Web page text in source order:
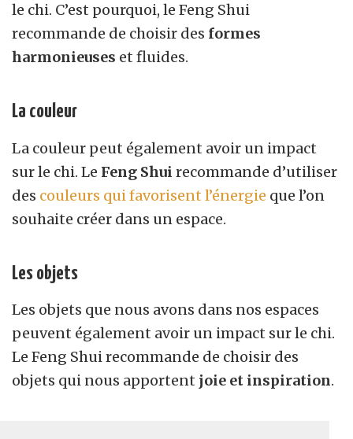
le chi. C’est pourquoi, le Feng Shui
recommande de choisir des formes
harmonieuses et fluides.
La couleur
La couleur peut également avoir un impact
sur le chi. Le Feng Shui recommande d’utiliser
des couleurs qui favorisent l’énergie que l’on
souhaite créer dans un espace.
Les objets
Les objets que nous avons dans nos espaces
peuvent également avoir un impact sur le chi.
Le Feng Shuirecommande de choisir des
objets qui nous apportent joie et inspiration.